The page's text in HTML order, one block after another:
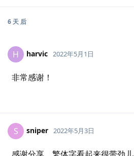
6 天后
H harvic 2022年5月1日
非常感谢！
S sniper 2022年5月3日